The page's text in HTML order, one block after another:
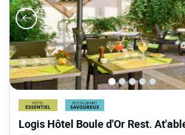
Logis Hôtel Boule d'Or Rest.